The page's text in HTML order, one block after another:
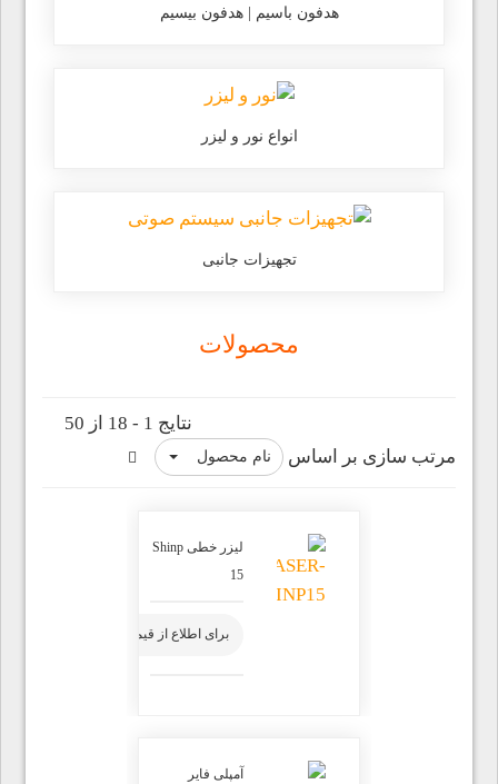
هدفون باسیم | هدفون بیسیم
انواع نور و لیزر
تجهیزات جانبی
محصولات
نتایج 1 - 18 از 50
مرتب سازی بر اساس
نام محصول
لیزر خطی Shinp
15
برای اطلاع از قیمت محصول تماس بگیرید
آمپلی فایر